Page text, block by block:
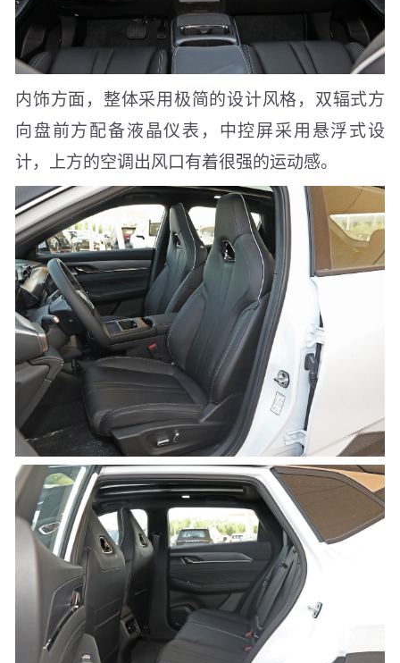
内饰方面，整体采用极简的设计风格，双辐式方
向盘前方配备液晶仪表，中控屏采用悬浮式设
计，上方的空调出风口有着很强的运动感。